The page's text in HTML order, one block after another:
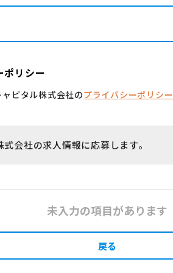
ポリシー
ピタル株式会社のプライバシーポリシー
会社の求人情報に応募します。
未入力の項目があります
戻る